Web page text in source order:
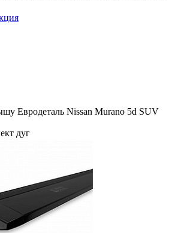
Евродеталь Nissan Murano 5d SUV
дуг